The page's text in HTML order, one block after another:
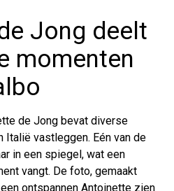
Jong deelt
momenten
de Jong bevat diverse
Italië vastleggen. Eén van de
in een spiegel, wat een
vangt. De foto, gemaakt
ontspannen Antoinette zien